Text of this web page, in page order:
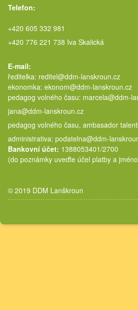
Telefon:
+420 605 332 981
+420 776 221 738 Iva Skalická
E-mail:
ředitelka: reditel@ddm-lanskroun.cz
ekonomka: ekonom@ddm-lanskroun.cz
pedagog volného
jana@ddm-lanskroun.cz
pedagog volného času, ambasador
administrativa: podatelna@ddm-
Bankovní účet: 1388053401/2700
(do poznámky uveďte účel platby a
© 2019 DDM Lanškroun